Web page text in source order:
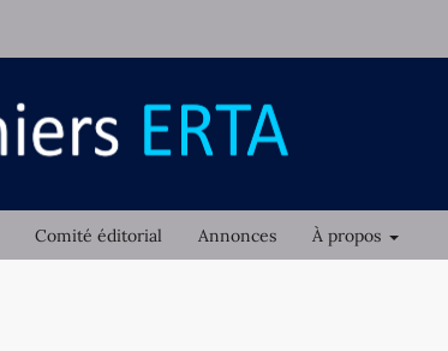
Comité éditorial Annonces À propos